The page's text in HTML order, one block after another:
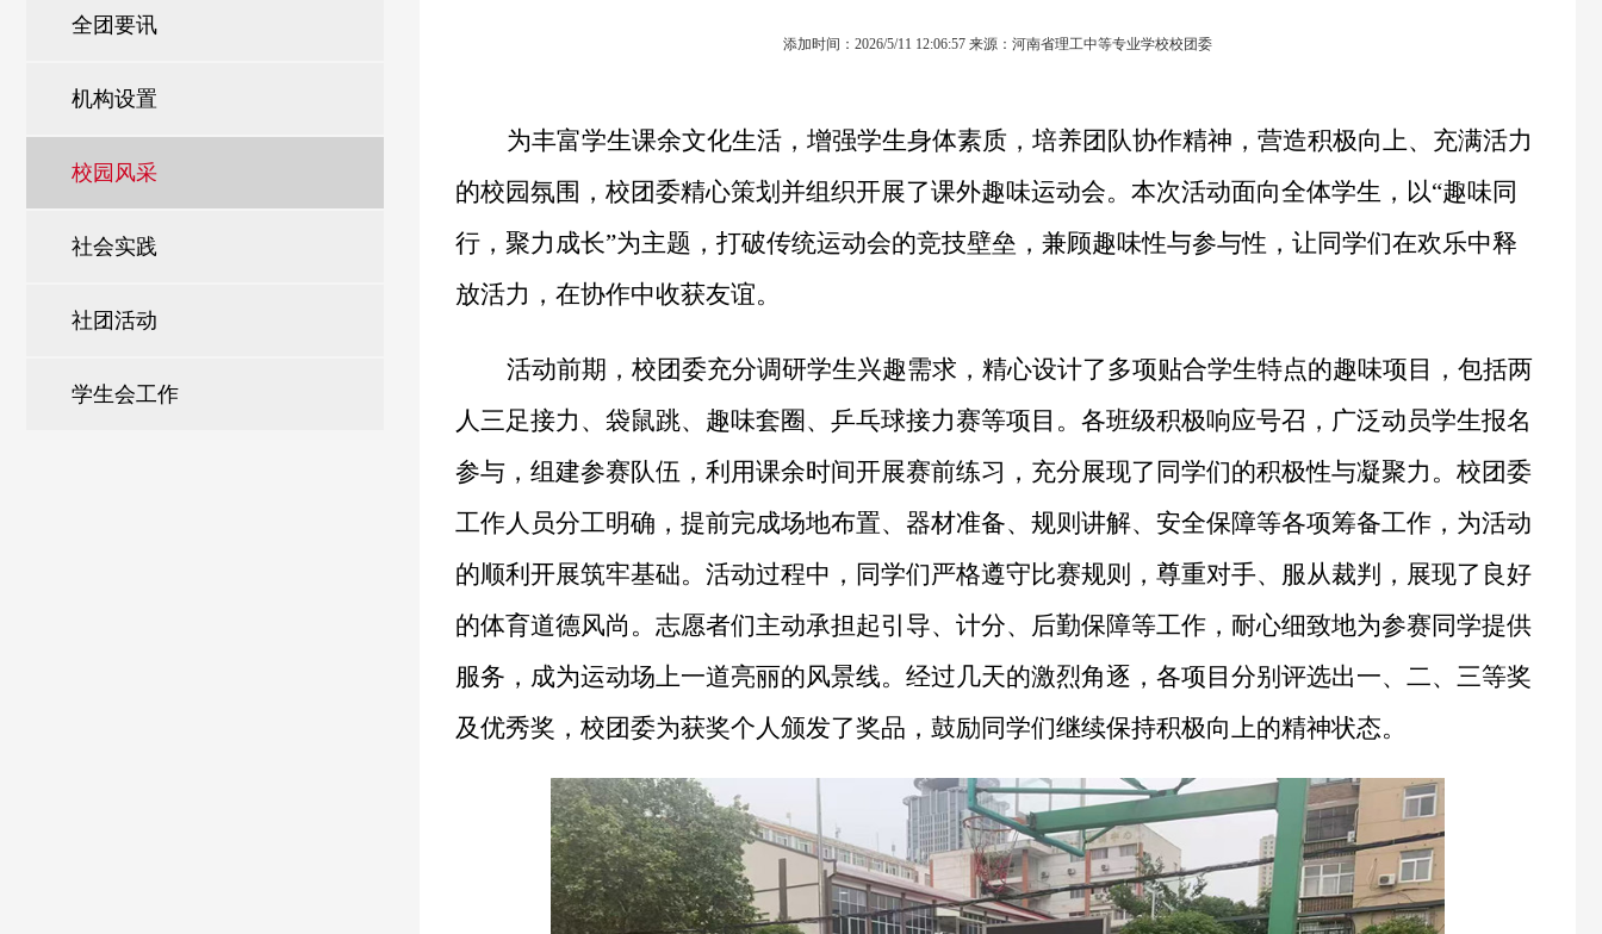
全团要讯
机构设置
校园风采
社会实践
社团活动
学生会工作
添加时间：2026/5/11 12:06:57 来源：河南省理工中等专业学校校团委
为丰富学生课余文化生活，增强学生身体素质，培养团队协作精神，营造积极向上、充满活力
的校园氛围，校团委精心策划并组织开展了课外趣味运动会。本次活动面向全体学生，以“趣味同
行，聚力成长”为主题，打破传统运动会的竞技壁垒，兼顾趣味性与参与性，让同学们在欢乐中释
放活力，在协作中收获友谊。
活动前期，校团委充分调研学生兴趣需求，精心设计了多项贴合学生特点的趣味项目，包括两
人三足接力、袋鼠跳、趣味套圈、乒乓球接力赛等项目。各班级积极响应号召，广泛动员学生报名
参与，组建参赛队伍，利用课余时间开展赛前练习，充分展现了同学们的积极性与凝聚力。校团委
工作人员分工明确，提前完成场地布置、器材准备、规则讲解、安全保障等各项筹备工作，为活动
的顺利开展筑牢基础。活动过程中，同学们严格遵守比赛规则，尊重对手、服从裁判，展现了良好
的体育道德风尚。志愿者们主动承担起引导、计分、后勤保障等工作，耐心细致地为参赛同学提供
服务，成为运动场上一道亮丽的风景线。经过几天的激烈角逐，各项目分别评选出一、二、三等奖
及优秀奖，校团委为获奖个人颁发了奖品，鼓励同学们继续保持积极向上的精神状态。